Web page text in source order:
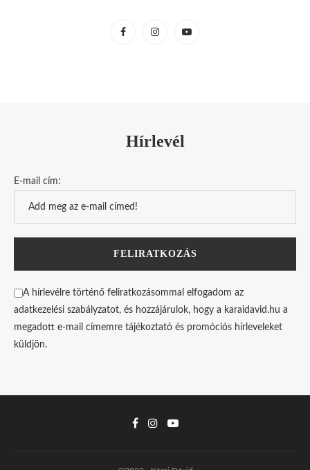
Hírlevél
E-mail cím:
A hírlevélre történő feliratkozásommal elfogadom az
adatkezelési szabályzatot, és hozzájárulok, hogy a karaidavid.hu a
megadott e-mail címemre tájékoztató és promóciós hírleveleket
küldjön.